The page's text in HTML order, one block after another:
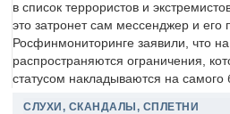
в список террористов и
это затронет сам мессенджер и его
Росфинмониторинге заявили, что
распространяются ограничения,
статусом накладываются на самого
СЛУХИ, СКАНДАЛЫ, СПЛЕТНИ